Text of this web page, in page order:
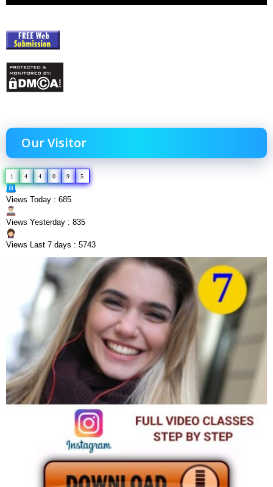
Our Visitor
1 4 4 0 9 5
Views Today : 685
Views Yesterday : 835
Views Last 7 days : 5743